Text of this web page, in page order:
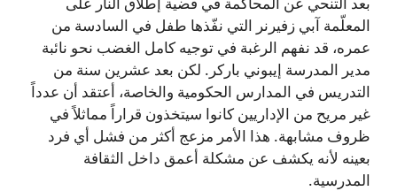
المعلّمة آبي زفيرنر التي نفّذها طفل في السادسة من
عمره، قد نفهم الرغبة في توجيه كامل الغضب نحو نائبة
مدير المدرسة إيبوني باركر. لكن بعد عشرين سنة من
التدريس في المدارس الحكومية والخاصة، أعتقد أن عدداً
غير مريح من الإداريين كانوا سيتخذون قراراً مماثلاً في
ظروف مشابهة. هذا الأمر مزعج أكثر من فشل أي فرد
بعينه لأنه يكشف عن مشكلة أعمق داخل الثقافة
المدرسية.